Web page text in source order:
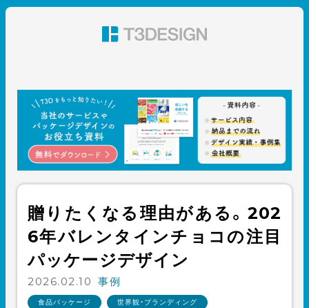
ン 株式会社T3デザイン
贈りたくなる理由がある。202
6年バレンタインチョコの注目
パッケージデザイン
2026.02.10 事例
食品パッケージ 世界観・ブランディング